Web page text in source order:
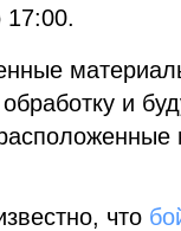
17:00.
и
что